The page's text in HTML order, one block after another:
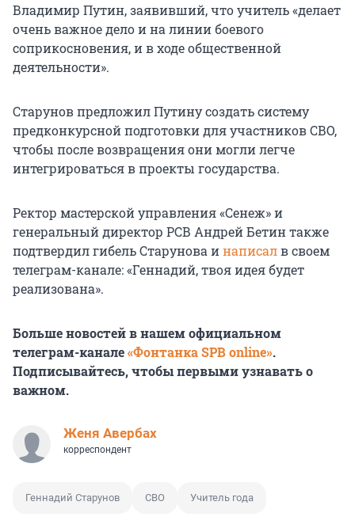
Владимир Путин, заявивший, что учитель «делает
очень важное дело и на линии боевого
соприкосновения, и в ходе общественной
деятельности».
Старунов предложил Путину создать систему
предконкурсной подготовки для участников СВО,
чтобы после возвращения они могли легче
интегрироваться в проекты государства.
Ректор мастерской управления «Сенеж» и
генеральный директор РСВ Андрей Бетин также
подтвердил гибель Старунова инаписалв своем
телеграм-канале: «Геннадий, твоя идея будет
реализована».
Больше новостей в нашем официальном
телеграм-канале«Фонтанка SPB online».
Подписывайтесь, чтобы первыми узнавать о
важном.
Женя Авербах
корреспондент
Геннадий Старунов СВО Учитель года